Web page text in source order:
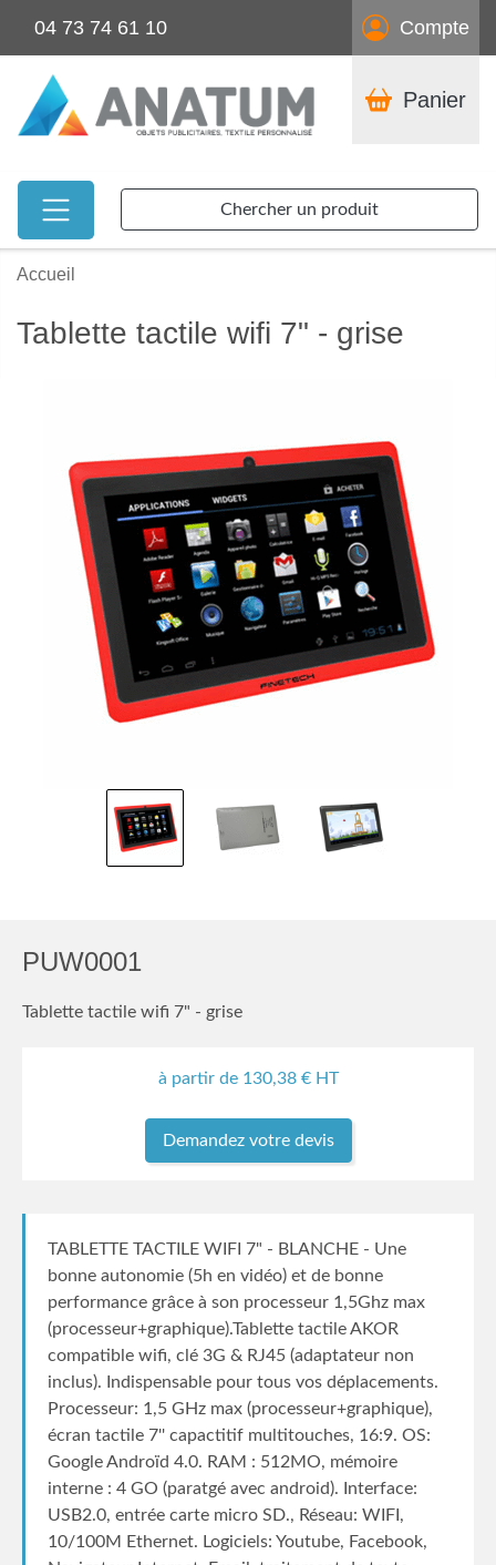
04 73 74 61 10 Compte
Panier
Chercher un produit
Accueil
Tablette tactile wifi 7" - grise
PUW0001
Tablette tactile wifi 7" - grise
à partir de 130,38€ HT
Demandez votre devis
TABLETTE TACTILE WIFI 7" - BLANCHE - Une
bonne autonomie (5h en vidéo) et de bonne
performance grâce à son processeur 1,5Ghz max
(processeur+graphique).Tablette tactile AKOR
compatible wifi, clé 3G & RJ45 (adaptateur non
inclus). Indispensable pour tous vos déplacements.
Processeur: 1,5 GHz max (processeur+graphique),
écran tactile 7'' capactitif multitouches, 16:9. OS:
Google Androïd 4.0. RAM : 512MO, mémoire
interne : 4 GO (paratgé avec android). Interface:
USB2.0, entrée carte micro SD., Réseau: WIFI,
10/100M Ethernet. Logiciels: Youtube, Facebook,